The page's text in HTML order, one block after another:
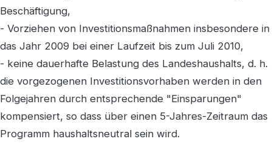
Beschäftigung,
- Vorziehen von Investitionsmaßnahmen insbesondere in
das Jahr 2009 bei einer Laufzeit bis zum Juli 2010,
- keine dauerhafte Belastung des Landeshaushalts, d. h.
die vorgezogenen Investitionsvorhaben werden in den
Folgejahren durch entsprechende "Einsparungen"
kompensiert, so dass über einen 5-Jahres-Zeitraum das
Programm haushaltsneutral sein wird.